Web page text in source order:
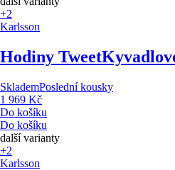
+2
Karlsson
Hodiny Tweet
SklademPoslední kousky
1 969 Kč
Do košíku
Do košíku
další varianty
+2
Karlsson